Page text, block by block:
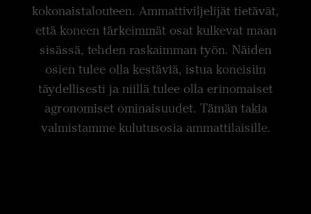
kokonaistalouteen. Ammattiviljelijät tietävät,
että koneen tärkeimmät osat kulkevat maan
sisässä, tehden raskaimman työn. Näiden
osien tulee olla kestäviä, istua koneisiin
täydellisesti ja niillä tulee olla erinomaiset
agronomiset ominaisuudet. Tämän takia
valmistamme kulutusosia ammattilaisille.